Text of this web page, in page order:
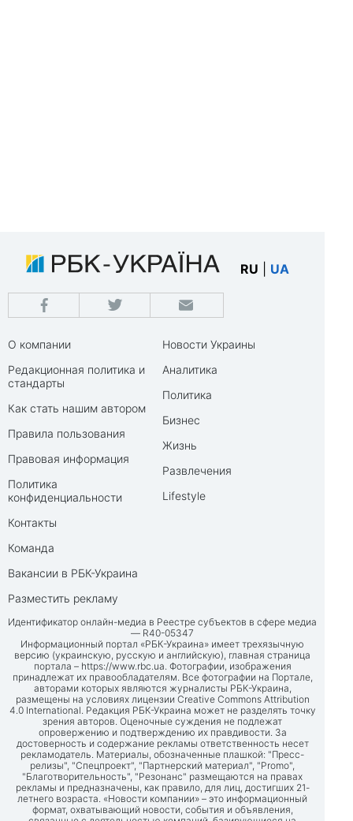
RU UA
О компании
Редакционная политика и
стандарты
Как стать нашим автором
Правила пользования
Правовая информация
Политика
конфиденциальности
Контакты
Команда
Вакансии в РБК-Украина
Разместить рекламу
Новости Украины
Аналитика
Политика
Бизнес
Жизнь
Развлечения
Lifestyle
Идентификатор онлайн-медиа в Реестре субъектов в сфере медиа
— R40-05347
Информационный портал «РБК-Украина» имеет трехязычную
версию (украинскую, русскую и английскую), главная страница
портала – https://www.rbc.ua. Фотографии, изображения
принадлежат их правообладателям. Все фотографии на Портале,
авторами которых являются журналисты РБК-Украина,
размещены на условиях лицензии Creative Commons Attribution
4.0 International. Редакция РБК-Украина может не разделять точку
зрения авторов. Оценочные суждения не подлежат
опровержению и подтверждению их правдивости. За
достоверность и содержание рекламы ответственность несет
рекламодатель. Материалы, обозначенные плашкой: "Пресс-
релизы", "Спецпроект", "Партнерский материал", "Promo",
"Благотворительность", "Резонанс" размещаются на правах
рекламы и предназначены, как правило, для лиц, достигших 21-
летнего возраста. «Новости компании» – это информационный
формат, охватывающий новости, события и объявления,